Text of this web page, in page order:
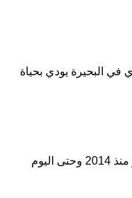
في البحيرة يودي بحياة
اليوم